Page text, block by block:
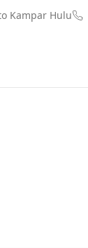
Kampar Hulu